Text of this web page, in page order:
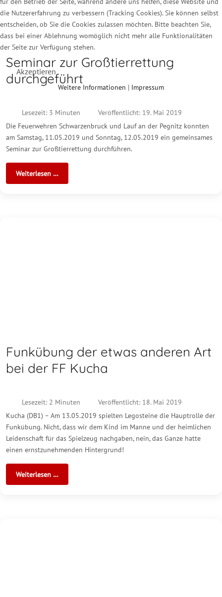
Seminar zur Großtierrettung
durchgeführt
Lesezeit: 3 Minuten Veröffentlicht: 19. Mai 2019
Die Feuerwehren Schwarzenbruck und Lauf an der Pegnitz konnten
am Samstag, 11.05.2019 und Sonntag, 12.05.2019 ein gemeinsames
Seminar zur Großtierrettung durchführen.
Weiterlesen …
Funkübung der etwas anderen Art
bei der FF Kucha
Lesezeit: 2 Minuten Veröffentlicht: 18. Mai 2019
Kucha (DB1) – Am 13.05.2019 spielten Legosteine die Hauptrolle der
Funkübung. Nicht, dass wir dem Kind im Manne und der heimlichen
Leidenschaft für das Spielzeug nachgaben, nein, das Ganze hatte
einen ernstzunehmenden Hintergrund!
Weiterlesen …
die Nutzererfahrung zu verbessern (Tracking Cookies). Sie können selbst
entscheiden, ob Sie die Cookies zulassen möchten. Bitte beachten Sie,
dass bei einer Ablehnung womöglich nicht mehr alle Funktionalitäten
der Seite zur Verfügung stehen.
Akzeptieren
Weitere Informationen | Impressum